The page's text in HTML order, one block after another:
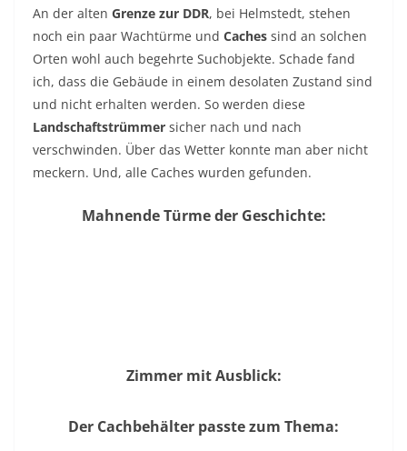
An der alten Grenze zur DDR, bei Helmstedt, stehen
noch ein paar Wachtürme und Caches sind an solchen
Orten wohl auch begehrte Suchobjekte. Schade fand
ich, dass die Gebäude in einem desolaten Zustand sind
und nicht erhalten werden. So werden diese
Landschaftstrümmer sicher nach und nach
verschwinden. Über das Wetter konnte man aber nicht
meckern. Und, alle Caches wurden gefunden.
Mahnende Türme der Geschichte:
Zimmer mit Ausblick:
Der Cachbehälter passte zum Thema: